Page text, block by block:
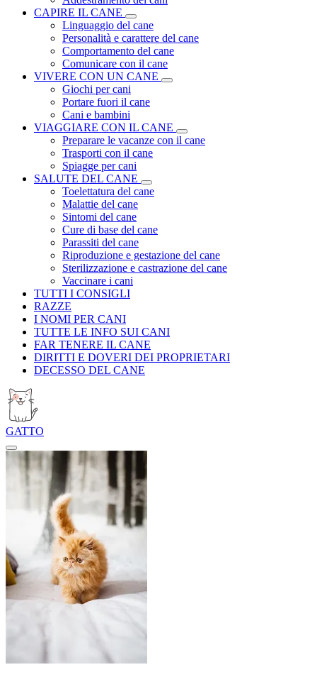
CAPIRE IL CANE
Linguaggio del cane
Personalità e carattere del cane
Comportamento del cane
Comunicare con il cane
VIVERE CON UN CANE
Giochi per cani
Portare fuori il cane
Cani e bambini
VIAGGIARE CON IL CANE
Preparare le vacanze con il cane
Trasporti con il cane
Spiagge per cani
SALUTE DEL CANE
Toelettatura del cane
Malattie del cane
Sintomi del cane
Cure di base del cane
Parassiti del cane
Riproduzione e gestazione del cane
Sterilizzazione e castrazione del cane
Vaccinare i cani
TUTTI I CONSIGLI
RAZZE
I NOMI PER CANI
TUTTE LE INFO SUI CANI
FAR TENERE IL CANE
DIRITTI E DOVERI DEI PROPRIETARI
DECESSO DEL CANE
GATTO